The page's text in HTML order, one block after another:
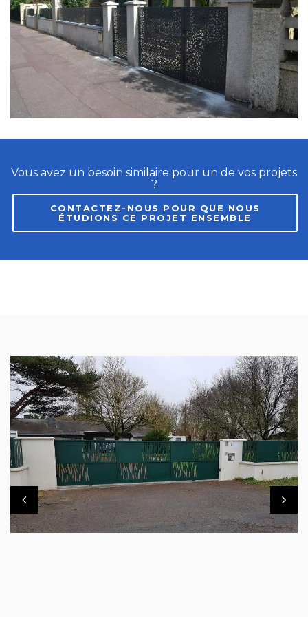
Vous avez un besoin similaire pour un de vos projets
?
CONTACTEZ-NOUS POUR QUE NOUS
ÉTUDIONS CE PROJET ENSEMBLE
PORTAIL DÉCOUPE LASER